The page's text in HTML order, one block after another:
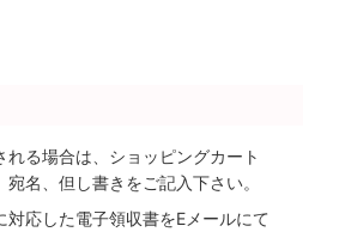
れる場合は、ショッピングカート
名、但し書きをご記入下さい。
対応した電子領収書をEメールにて